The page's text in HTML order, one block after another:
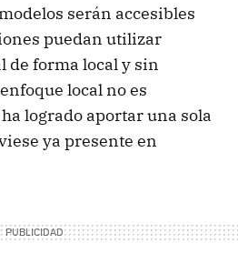
serán accesibles
puedan utilizar
forma local y sin
local no es
logrado aportar una sola
ya presente en